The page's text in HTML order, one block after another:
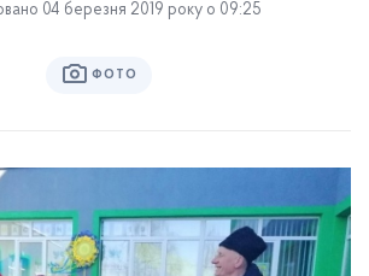
04 березня 2019 року о 09:25
ФОТО